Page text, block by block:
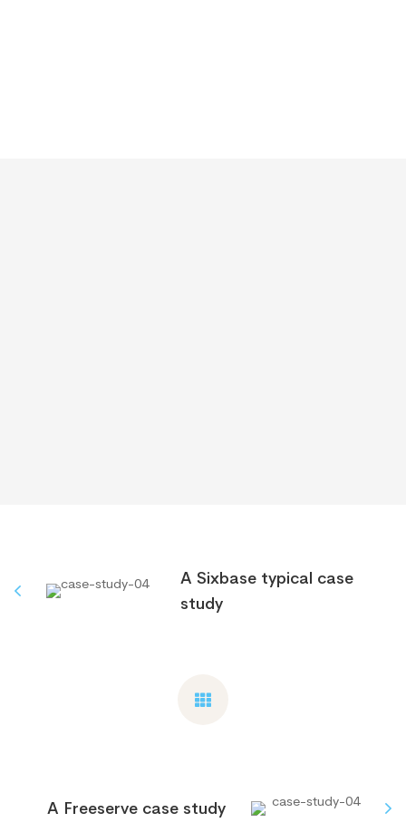
A Sixbase typical case
study
A Freeserve case study